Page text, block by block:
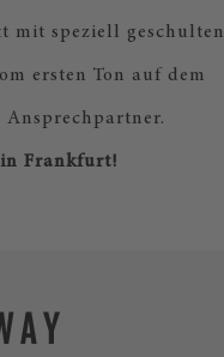
mit speziell geschulten
ersten Ton auf dem
Frankfurt!